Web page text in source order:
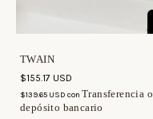
TWAIN
$155.17 USD
$139.65 USD con Transferencia o
depósito bancario